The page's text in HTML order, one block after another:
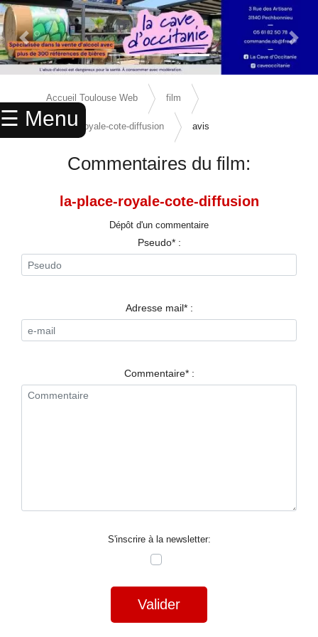
☰ Menu
× ACCUEIL
ANNUAIRE
CINEMA
SPORTS
RESTAURANTS
NUIT
Previous Slide Next
Accueil Toulouse Web film
la-place-royale-cote-diffusion avis
Commentaires du film:
la-place-royale-cote-diffusion
Dépôt d'un commentaire
Pseudo* :
Adresse mail* :
Commentaire* :
S'inscrire à la newsletter:
Valider